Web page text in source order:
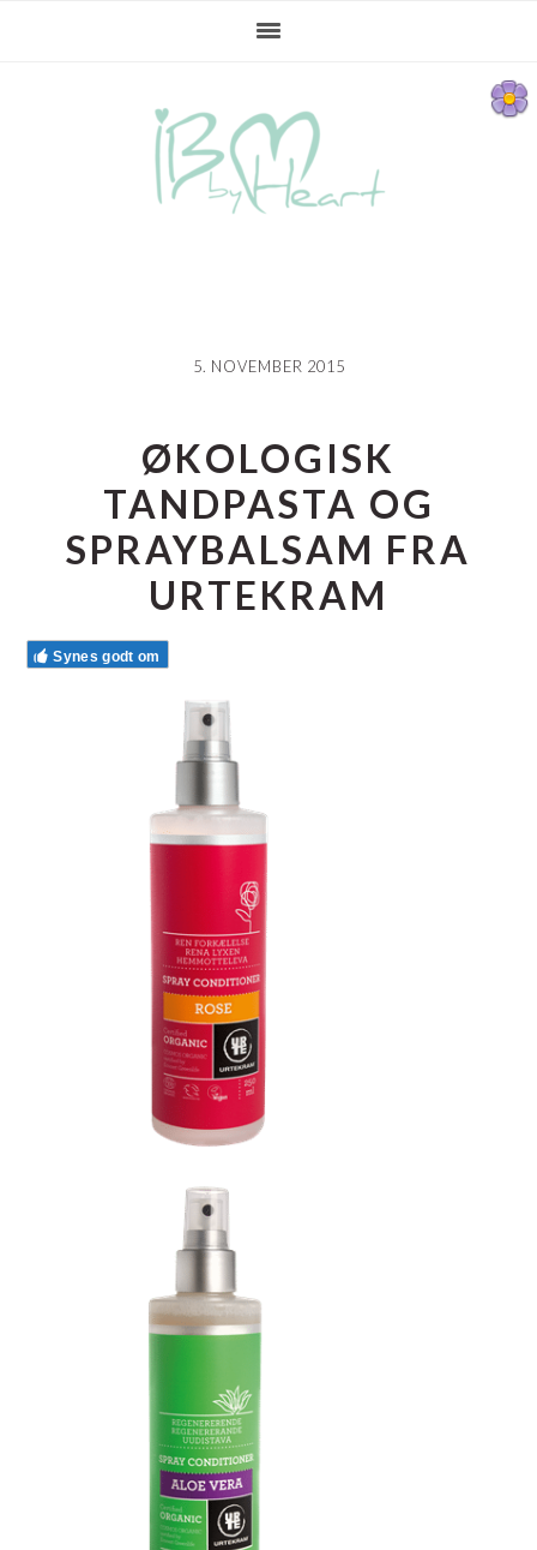
5. NOVEMBER 2015
ØKOLOGISK
TANDPASTA OG
SPRAYBALSAM FRA
URTEKRAM
Synes godt om